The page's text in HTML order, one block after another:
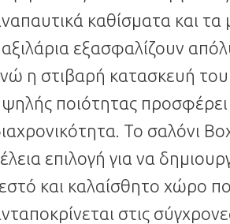
καθίσματα και τα
εξασφαλίζουν
η στιβαρή κατασκευή του
ποιότητας προσφέρει
Το σαλόνι
επιλογή για να
και καλαίσθητο χώρο
στις